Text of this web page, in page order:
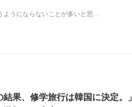
ようにならないことが多いと思…
果、修学旅行は韓国に決定。」